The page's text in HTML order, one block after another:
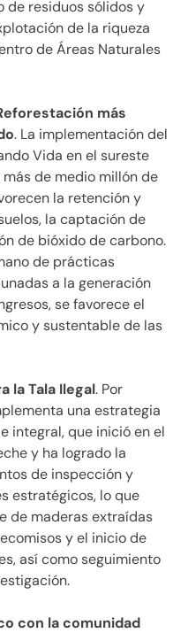
de residuos sólidos y
de la riqueza
de Áreas Naturales
más
. La implementación del
Vida en el sureste
de medio millón de
la retención y
la captación de
de bióxido de carbono.
de prácticas
a la generación
se favorece el
y sustentable de las
la Tala Ilegal. Por
una estrategia
integral, que inició en el
y ha logrado la
de inspección y
estratégicos, lo que
de maderas extraídas
y el inicio de
así como seguimiento
con la comunidad